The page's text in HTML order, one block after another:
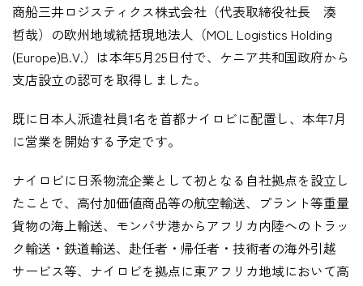
サステナビリティ
企業情報
採用情報
資料ダウンロード
お問い合わせ
商船三井ロジスティクス株式会社（代表取締役社長 湊
哲哉）の欧州地域統括現地法人（MOL Logistics Holding
(Europe)B.V.）は本年5月25日付で、ケニア共和国政府から
支店設立の認可を取得しました。
既に日本人派遣社員1名を首都ナイロビに配置し、本年7月
に営業を開始する予定です。
ナイロビに日系物流企業として初となる自社拠点を設立し
たことで、高付加価値商品等の航空輸送、プラント等重量
貨物の海上輸送、モンバサ港からアフリカ内陸へのトラッ
ク輸送・鉄道輸送、赴任者・帰任者・技術者の海外引越
サービス等、ナイロビを拠点に東アフリカ地域において高